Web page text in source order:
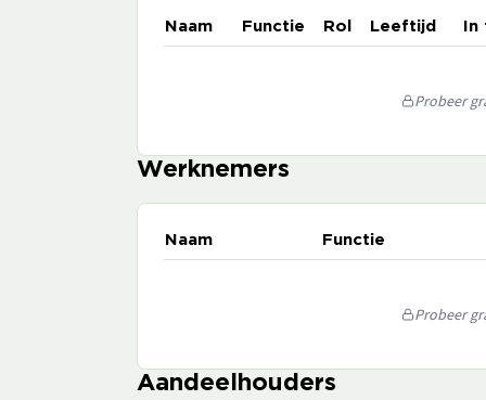
Naam Functie Rol Leeftijd
Probeer
Werknemers
Naam Functie
Probeer
Aandeelhouders